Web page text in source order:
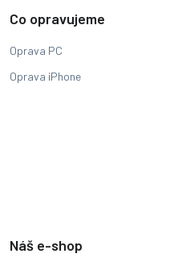
Co opravujeme
Oprava PC
Oprava iPhone
Náš e-shop